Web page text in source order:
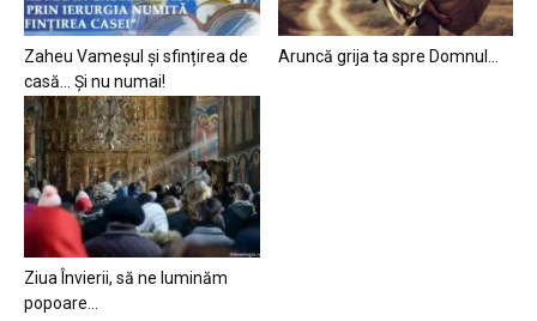
Zaheu Vameșul și sfințirea de
casă… Și nu numai!
Aruncă grija ta spre Domnul…
Ziua Învierii, să ne luminăm
popoare…